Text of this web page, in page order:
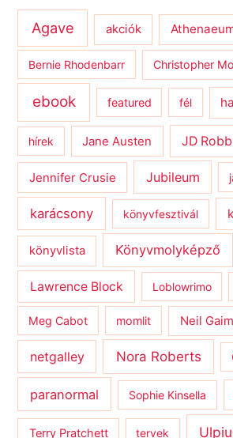
Agave akciók
Bernie Rhodenbarr Christopher
ebook featured fél
hírek Jane Austen JD Robb
Jennifer Crusie Jubileum
karácsony könyvfesztivál
könyvlista Könyvmolyképző
Lawrence Block Loblowrimo
Meg Cabot momlit Neil
netgalley Nora Roberts
paranormal Sophie Kinsella
Terry Pratchett tervek